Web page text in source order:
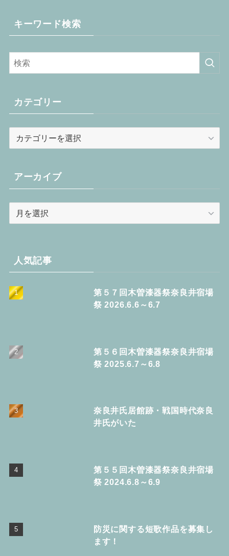
キーワード検索
カテゴリー
リ
アーカイブ
ブ人気記事
第５７回木曽漆器祭奈良井宿場
祭 2026.6.6～6.7
第５６回木曽漆器祭奈良井宿場
祭 2025.6.7～6.8
奈良井氏居館跡・戦国時代奈良
井氏がいた
第５５回木曽漆器祭奈良井宿場
祭 2024.6.8～6.9
防災に関する短歌作品を募集し
ます！